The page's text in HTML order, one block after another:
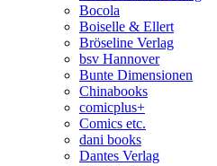
Bocola
Boiselle & Ellert
Bröseline Verlag
bsv Hannover
Bunte Dimensionen
Chinabooks
comicplus+
Comics etc.
dani books
Dantes Verlag